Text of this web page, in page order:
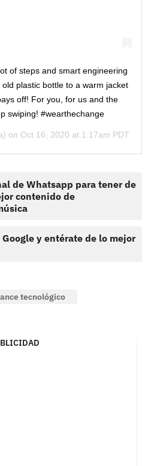
of steps and smart engineering
plastic bottle to a warm jacket
off! For you, for us and the
swiping! #wearthechange
on Oct 16, 2020 at 1:17am PDT
de Whatsapp para tener de
contenido de
y entérate de lo mejor
tecnológico